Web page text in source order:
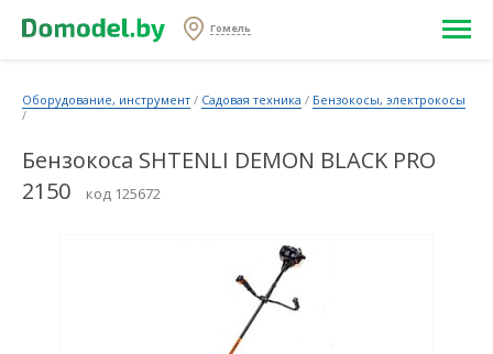
Гомель
Оборудование, инструмент / Садовая техника / Бензокосы, электрокосы
/
Бензокоса SHTENLI DEMON BLACK PRO
2150
код 125672